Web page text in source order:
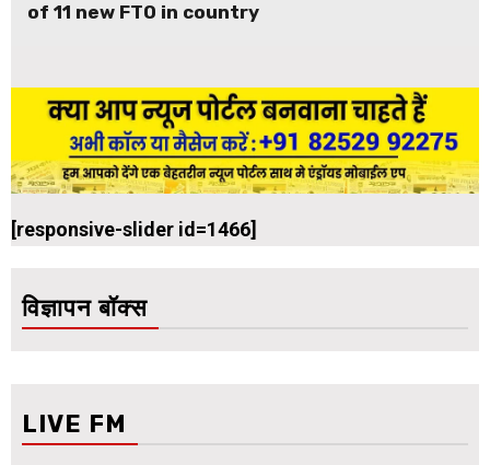
of 11 new FTO in country
[responsive-slider id=1466]
विज्ञापन बॉक्स
LIVE FM